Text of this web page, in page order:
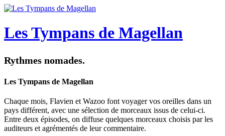
Les Tympans de Magellan
Rythmes nomades.
Les Tympans de Magellan
Chaque mois, Flavien et Wazoo font voyager vos oreilles dans un
pays différent, avec une sélection de morceaux issus de celui-ci.
Entre deux épisodes, on diffuse quelques morceaux choisis par les
auditeurs et agrémentés de leur commentaire.